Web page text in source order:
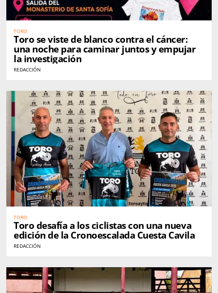
TORO
Toro se viste de blanco contra el cáncer:
una noche para caminar juntos y empujar
la investigación
REDACCIÓN
TORO
Toro desafía a los ciclistas con una nueva
edición de la Cronoescalada Cuesta Cavila
REDACCIÓN